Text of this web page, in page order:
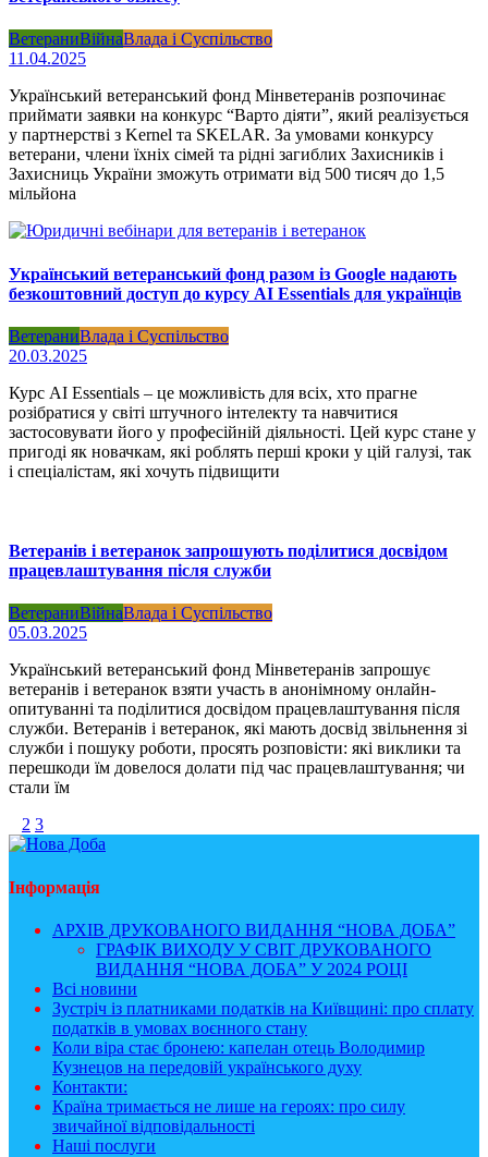
ВетераниВійнаВлада і Суспільство
11.04.2025
Український ветеранський фонд Мінветеранів розпочинає
приймати заявки на конкурс “Варто діяти”, який реалізується
у партнерстві з Kernel та SKELAR. За умовами конкурсу
ветерани, члени їхніх сімей та рідні загиблих Захисників і
Захисниць України зможуть отримати від 500 тисяч до 1,5
мільйона
Український ветеранський фонд разом із Google надають
безкоштовний доступ до курсу AI Essentials для українців
ВетераниВлада і Суспільство
20.03.2025
Курс AI Essentials – це можливість для всіх, хто прагне
розібратися у світі штучного інтелекту та навчитися
застосовувати його у професійній діяльності. Цей курс стане у
пригоді як новачкам, які роблять перші кроки у цій галузі, так
і спеціалістам, які хочуть підвищити
Ветеранів і ветеранок запрошують поділитися досвідом
працевлаштування після служби
ВетераниВійнаВлада і Суспільство
05.03.2025
Український ветеранський фонд Мінветеранів запрошує
ветеранів і ветеранок взяти участь в анонімному онлайн-
опитуванні та поділитися досвідом працевлаштування після
служби. Ветеранів і ветеранок, які мають досвід звільнення зі
служби і пошуку роботи, просять розповісти: які виклики та
перешкоди їм довелося долати під час працевлаштування; чи
стали їм
2 3
Інформація
АРХІВ ДРУКОВАНОГО ВИДАННЯ “НОВА ДОБА”
ГРАФІК ВИХОДУ У СВІТ ДРУКОВАНОГО
ВИДАННЯ “НОВА ДОБА” У 2024 РОЦІ
Всі новини
Зустріч із платниками податків на Київщині: про сплату
податків в умовах воєнного стану
Коли віра стає бронею: капелан отець Володимир
Кузнецов на передовій українського духу
Контакти:
Країна тримається не лише на героях: про силу
звичайної відповідальності
Наші послуги